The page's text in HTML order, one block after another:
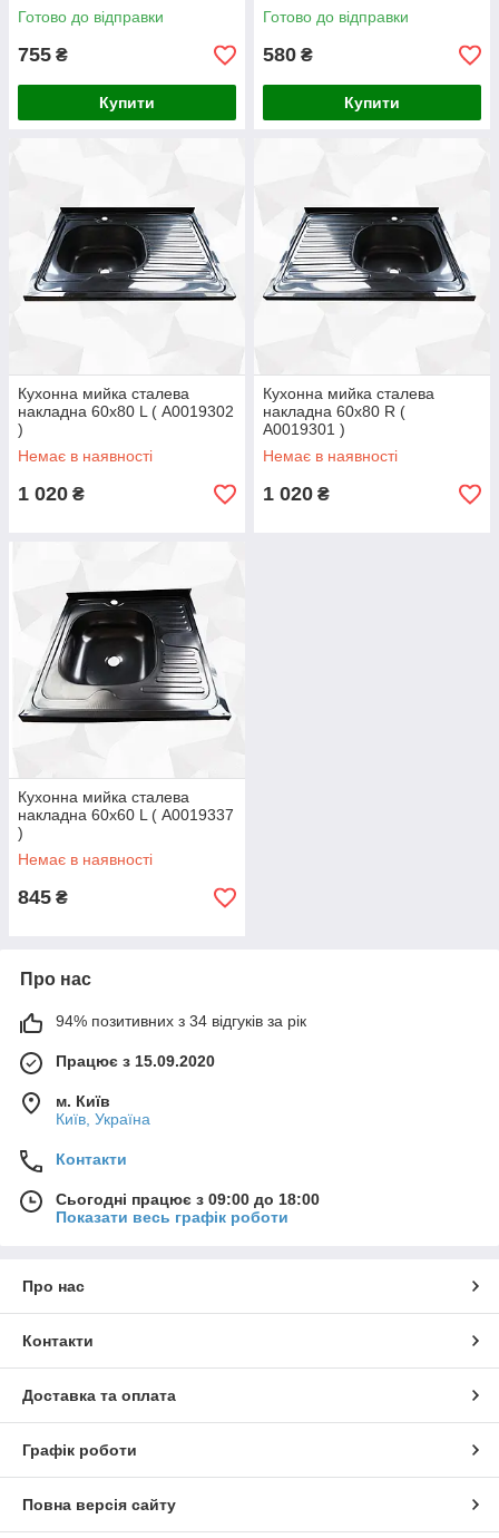
Готово до відправки
755 ₴
Купити
Готово до відправки
580 ₴
Купити
Кухонна мийка сталева
накладна 60х80 L ( А0019302
)
Немає в наявності
1 020 ₴
Кухонна мийка сталева
накладна 60х80 R (
А0019301 )
Немає в наявності
1 020 ₴
Кухонна мийка сталева
накладна 60х60 L ( А0019337
)
Немає в наявності
845 ₴
Про нас
94% позитивних з 34 відгуків за рік
Працює з 15.09.2020
м. Київ
Київ, Україна
Контакти
Сьогодні працює з 09:00 до 18:00
Показати весь графік роботи
Про нас
Контакти
Доставка та оплата
Графік роботи
Повна версія сайту